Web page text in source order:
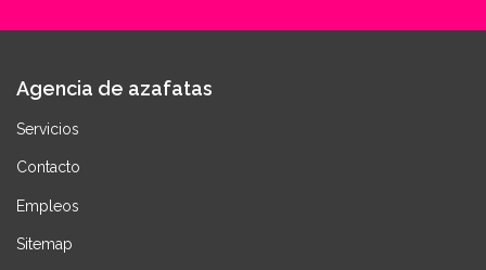
Agencia de azafatas
Servicios
Contacto
Empleos
Sitemap